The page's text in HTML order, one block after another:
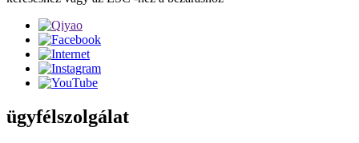
ügyfélszolgálat